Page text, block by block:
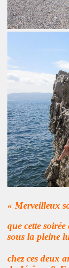
« Merveilleux
que cette soirée
sous la pleine
chez ces deux
plus pour
Dietrich
dans le
cinq minutes,
man show "2")
chanteuse de
» de
DRONES
dans le Sud de